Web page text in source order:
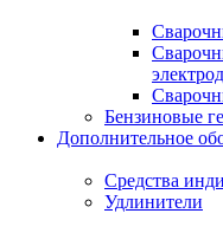
Бензиновые
Дополнительное
Средства
Удлинители